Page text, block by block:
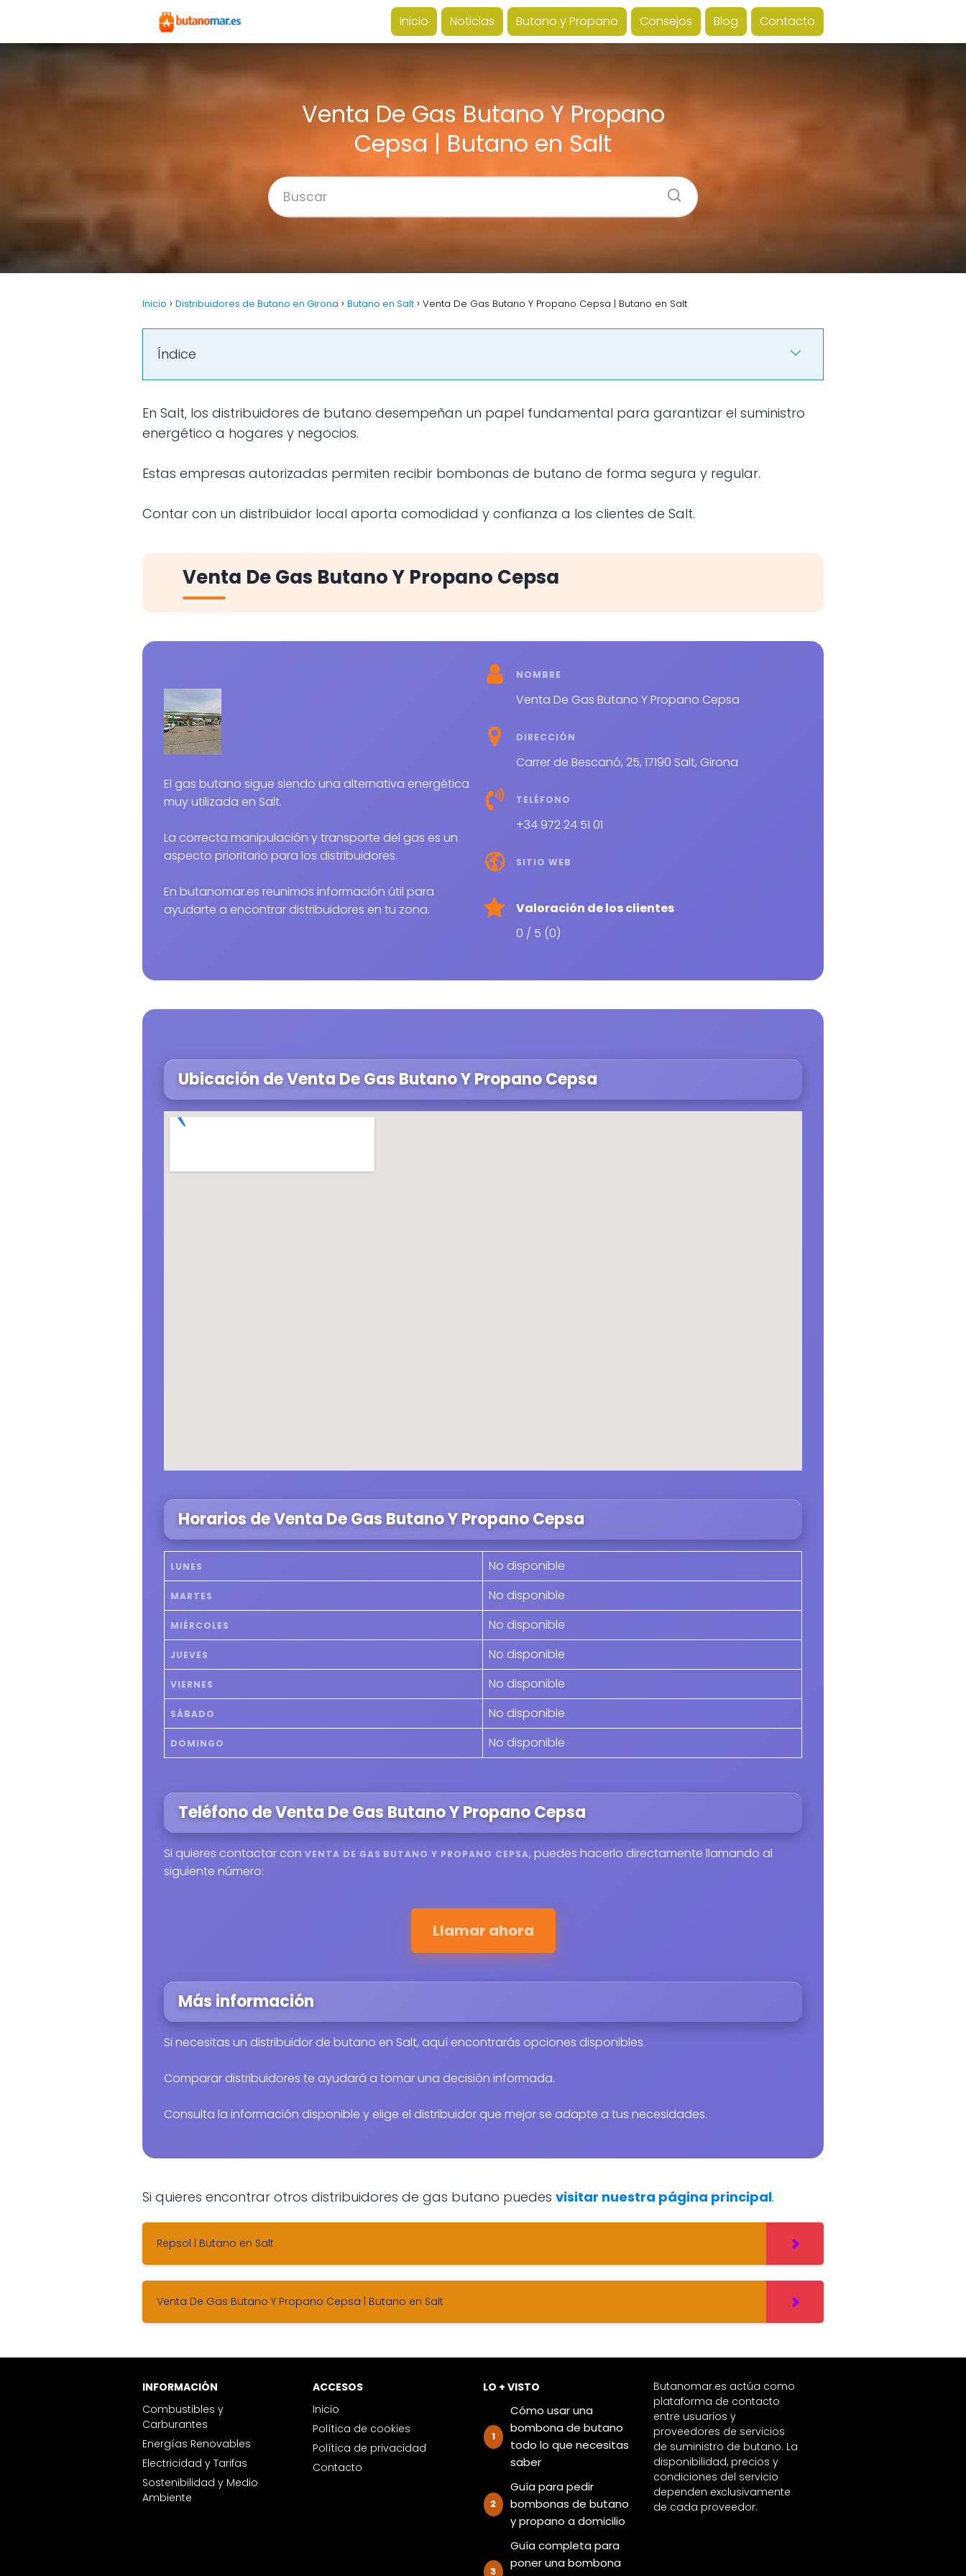
Inicio Noticias Butano y Propano Consejos Blog Contacto
Venta De Gas Butano Y Propano
Cepsa | Butano en Salt
Inicio Distribuidores de Butano en Girona Butano en Salt Venta De Gas Butano Y Propano Cepsa | Butano en Salt
Índice
En Salt, los distribuidores de butano desempeñan un papel fundamental para garantizar el suministro
energético a hogares y negocios.
Estas empresas autorizadas permiten recibir bombonas de butano de forma segura y regular.
Contar con un distribuidor local aporta comodidad y confianza a los clientes de Salt.
Venta De Gas Butano Y Propano Cepsa
El gas butano sigue siendo una alternativa energética
muy utilizada en Salt.
La correcta manipulación y transporte del gas es un
aspecto prioritario para los distribuidores.
En butanomar.es reunimos información útil para
ayudarte a encontrar distribuidores en tu zona.
NOMBRE
Venta De Gas Butano Y Propano Cepsa
DIRECCIÓN
Carrer de Bescanó, 25, 17190 Salt, Girona
TELÉFONO
+34 972 24 51 01
SITIO WEB
Valoración de los clientes
0 / 5 (0)
Ubicación de Venta De Gas Butano Y Propano Cepsa
Horarios de Venta De Gas Butano Y Propano Cepsa
LUNES No disponible
MARTES No disponible
MIÉRCOLES No disponible
JUEVES No disponible
VIERNES No disponible
SÁBADO No disponible
DOMINGO No disponible
Teléfono de Venta De Gas Butano Y Propano Cepsa
Si quieres contactar con VENTA DE GAS BUTANO Y PROPANO CEPSA, puedes hacerlo directamente llamando al
siguiente número:
Llamar ahora
Más información
Si necesitas un distribuidor de butano en Salt, aquí encontrarás opciones disponibles.
Comparar distribuidores te ayudará a tomar una decisión informada.
Consulta la información disponible y elige el distribuidor que mejor se adapte a tus necesidades.
Si quieres encontrar otros distribuidores de gas butano puedes visitar nuestra página principal.
Repsol | Butano en Salt
Venta De Gas Butano Y Propano Cepsa | Butano en Salt
INFORMACIÓN
Combustibles y
Carburantes
Energías Renovables
Electricidad y Tarifas
Sostenibilidad y Medio
Ambiente
ACCESOS
Inicio
Política de cookies
Política de privacidad
Contacto
LO + VISTO
Cómo usar una
bombona de butano
todo lo que necesitas
saber
Guía para pedir
bombonas de butano
y propano a domicilio
Guía completa para
poner una bombona
Butanomar.es actúa como
plataforma de contacto
entre usuarios y
proveedores de servicios
de suministro de butano. La
disponibilidad, precios y
condiciones del servicio
dependen exclusivamente
de cada proveedor.